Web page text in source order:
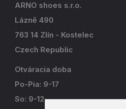
ARNO shoes s.r.o.
Lázně 490
763 14 Zlín - Kostelec
Czech Republic
Otváracia doba
Po-Pia: 9-17
So: 9-12